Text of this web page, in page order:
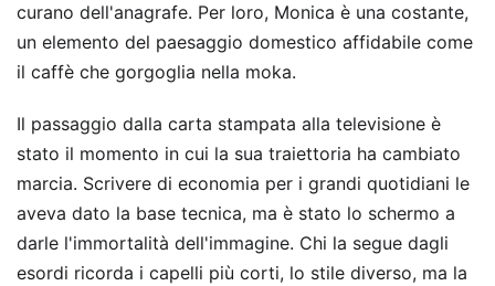
curano dell'anagrafe. Per loro, Monica è una costante,
un elemento del paesaggio domestico affidabile come
il caffè che gorgoglia nella moka.
Il passaggio dalla carta stampata alla televisione è
stato il momento in cui la sua traiettoria ha cambiato
marcia. Scrivere di economia per i grandi quotidiani le
aveva dato la base tecnica, ma è stato lo schermo a
darle l'immortalità dell'immagine. Chi la segue dagli
esordi ricorda i capelli più corti, lo stile diverso, ma la